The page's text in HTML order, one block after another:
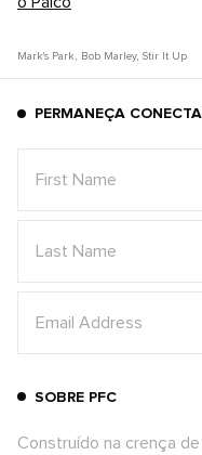
Mark's Park , Bob Marley, Stir It Up
PERMANEÇA
SOBRE PFC
Construído na crença